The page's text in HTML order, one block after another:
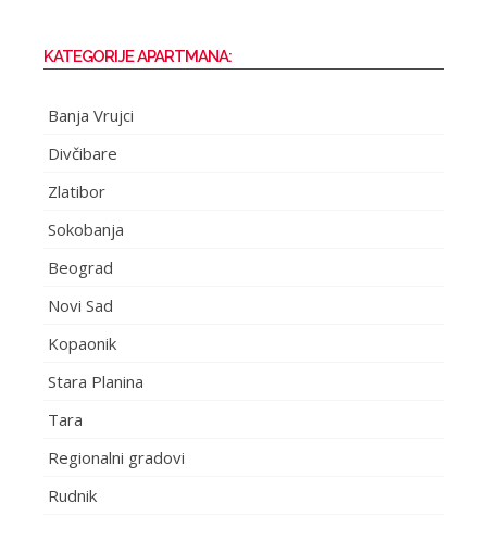
KATEGORIJE APARTMANA:
Banja Vrujci
Divčibare
Zlatibor
Sokobanja
Beograd
Novi Sad
Kopaonik
Stara Planina
Tara
Regionalni gradovi
Rudnik